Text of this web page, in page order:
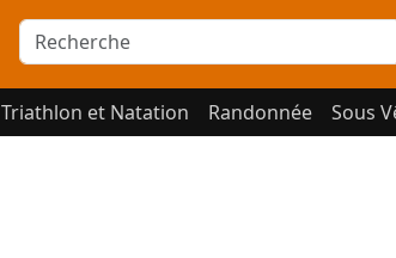
Triathlon et Natation Randonnée Sous